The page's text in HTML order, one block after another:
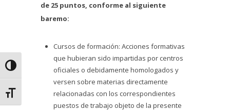
Alternar alto contraste
Alternar tamaño de letra
de 25 puntos, conforme al siguiente
baremo:
Cursos de formación: Acciones formativas
que hubieran sido impartidas por centros
oficiales o debidamente homologados y
versen sobre materias directamente
relacionadas con los correspondientes
puestos de trabajo objeto de la presente